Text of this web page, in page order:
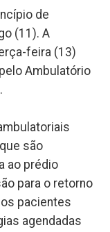
de
(11). A
feira (13)
Ambulatório
são
ao prédio
para o retorno
pacientes
agendadas